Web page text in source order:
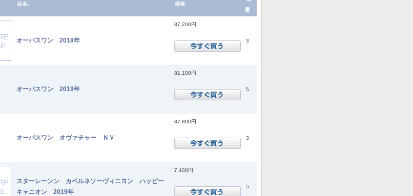
品名- 価格
量.
オーパスワン 2018年
87,200円
3
オーパスワン 2019年
81,100円
5
オーパスワン オヴァチャー ＮＶ
37,800円
3
スターレーンン カベルネソーヴィニヨン ハッピー
キャニオン 2019年
7,400円
5